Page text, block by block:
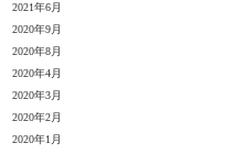
2021年6月
2020年9月
2020年8月
2020年4月
2020年3月
2020年2月
2020年1月